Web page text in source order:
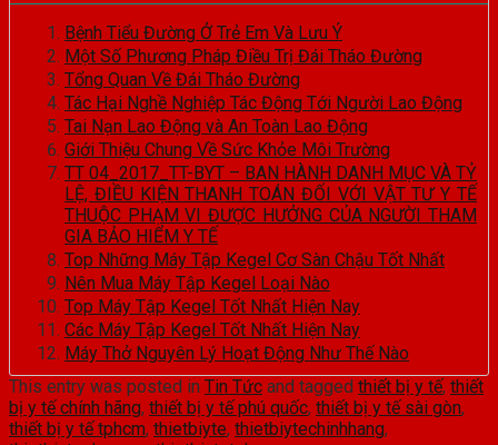
Bệnh Tiểu Đường Ở Trẻ Em Và Lưu Ý
Một Số Phương Pháp Điều Trị Đái Tháo Đường
Tổng Quan Về Đái Tháo Đường
Tác Hại Nghề Nghiệp Tác Động Tới Người Lao Động
Tai Nạn Lao Động và An Toàn Lao Động
Giới Thiệu Chung Về Sức Khỏe Môi Trường
TT 04_2017_TT-BYT – BAN HÀNH DANH MỤC VÀ TỶ
LỆ, ĐIỀU KIỆN THANH TOÁN ĐỐI VỚI VẬT TƯ Y TẾ
THUỘC PHẠM VI ĐƯỢC HƯỞNG CỦA NGƯỜI THAM
GIA BẢO HIỂM Y TẾ
Top Những Máy Tập Kegel Cơ Sàn Chậu Tốt Nhất
Nên Mua Máy Tập Kegel Loại Nào
Top Máy Tập Kegel Tốt Nhất Hiện Nay
Các Máy Tập Kegel Tốt Nhất Hiện Nay
Máy Thở Nguyên Lý Hoạt Động Như Thế Nào
This entry was posted in Tin Tức and tagged thiết bị y tế, thiết
bị y tế chính hãng, thiết bị y tế phú quốc, thiết bị y tế sài gòn,
thiết bị y tế tphcm, thietbiyte, thietbiytechinhhang,